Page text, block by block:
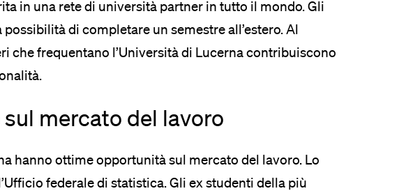
in una rete di università partner in tutto il mondo. Gli
di completare un semestre all’estero. Al
che frequentano l’Università di Lucerna contribuiscono
mercato del lavoro
hanno ottime opportunità sul mercato del lavoro. Lo
federale di statistica. Gli ex studenti della più